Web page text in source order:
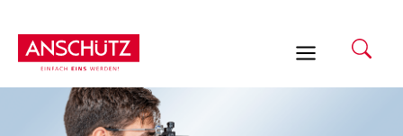
Inhalt
springen